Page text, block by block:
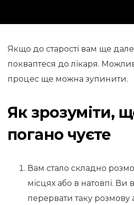
Якщо до старості вам ще
покваптеся до лікаря.
процес ще можна зупинити.
Як зрозуміти,
погано чуєте
Вам стало складно
місцях або в натовпі. Ви
перервати таку розмову